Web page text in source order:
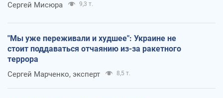
Сергей Мисюра 9,3 т.
"Мы уже переживали и худшее": Украине не
стоит поддаваться отчаянию из-за ракетного
террора
Сергей Марченко, эксперт 8,5 т.